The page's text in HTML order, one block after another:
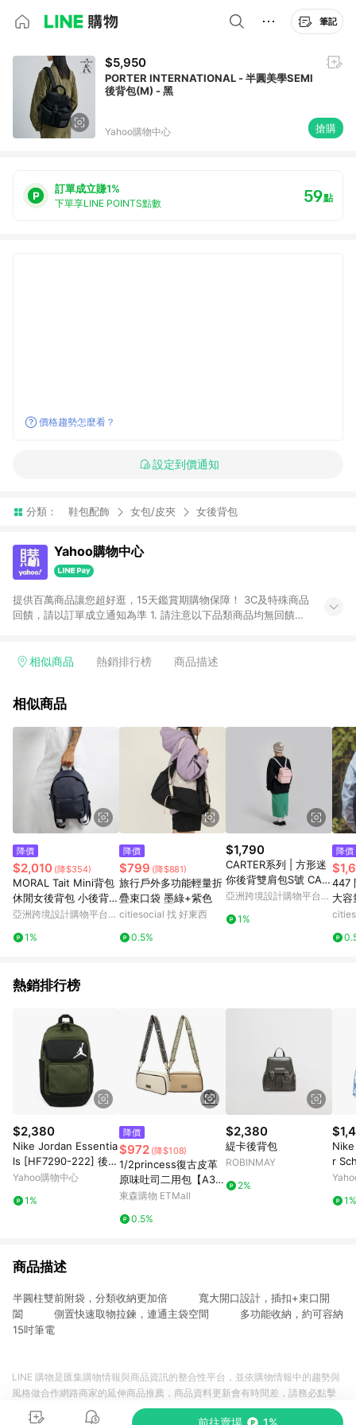
筆記
$5,950
PORTER INTERNATIONAL - 半圓美學SEMI
後背包(M) - 黑
Yahoo購物中心 搶購
訂單成立賺1%
下單享LINE POINTS點數 59點
價格趨勢怎麼看？
設定到價通知
分類： 鞋包配飾 女包/皮夾 女後背包
Yahoo購物中心
提供百萬商品讓您超好逛，15天鑑賞期購物保障！ 3C及特殊商品
回饋，請以訂單成立通知為準 1. 請注意以下品類商品均無回饋：
電玩/遊戲/相機/單眼/鏡頭/拍立得 [2024/6/1起適用] -內接硬
的購回饋活動享Yahoo超贈點回饋者 - 購物中心商店之商品：商
3. 訂單回饋金額將扣除運費/購物金/超贈點/福利金/紅利折抵/折
價券等虛擬貨幣折抵 4. 大宗採購或批發轉賣不具回饋資格： 如
有相關事證認定您為大宗採購、批發轉賣而非最終消費使用者，
相關認定以Yahoo購物中心之認定為準
相似商品 熱銷排行榜 商品描述
相似商品
降價
$2,010 (降$354)
MORAL Tait Mini背包
休閒女後背包 小後背包
可裝11吋平板 防盜
亞洲跨境設計購物平台
1%
降價
$799 (降$881)
旅行戶外多功能輕量折
疊束口袋 墨綠+紫色
citiesocial 找 好東西
0.5%
$1,790
CARTER系列 | 方形迷
你後背雙肩包S號 CAR
TER JR. ECO 凌鏡粉
亞洲跨境設計購物平台
1%
降價
447
大
意屋
熱銷排行榜
$2,380
Nike Jordan Essentia
ls [HF7290-222] 後背
包 雙肩背 筆電包 喬丹
Yahoo購物中心
1%
降價
$972 (降$108)
1/2princess復古皮革
原味吐司二用包【A30
31】
東森購物 ETMall
0.5%
$2,380
緹卡後背包
ROBINMAY
2%
r
袋
1%
商品描述
半圓柱雙前附袋，分類收納更加倍 寬大開口設計，插扣+束口開
闔 側置快速取物拉鍊，連通主袋空間 多功能收納，約可容納
15吋筆電
前往賣場 1%
LINE 購物是匯集購物情報與商品資訊的整合性平台，並依購物情報中的趨勢與
風格做合作網路商家的延伸商品推薦，商品資料更新會有時間差，請務必點擊
商品至各合作網路商家，確認現售價與購物條件，一切資訊以合作廠商網頁為